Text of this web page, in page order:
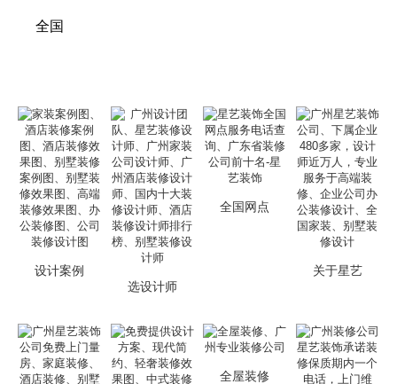
全国
设计案例
选设计师
全国网点
关于星艺
全屋装修